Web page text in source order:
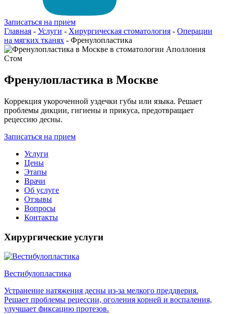
Записаться на прием
Главная - Услуги - Хирургическая стоматология - Операции
на мягких тканях - Френулопластика
Френулопластика в Москве
Коррекция укороченной уздечки губы или языка. Решает
проблемы дикции, гигиены и прикуса, предотвращает
рецессию десны.
Записаться на прием
Услуги
Цены
Этапы
Врачи
Об услуге
Отзывы
Вопросы
Контакты
Хирургические услуги
Вестибулопластика
Устранение натяжения десны из-за мелкого преддверия.
Решает проблемы рецессии, оголения корней и воспаления,
улучшает фиксацию протезов.